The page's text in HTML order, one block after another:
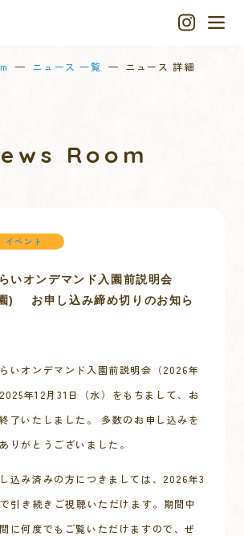
ニュース 一覧 ニュース 詳細
Room
イベント
いオンデマンド入園前説明会
) お申し込み締め切りのお知ら
いオンデマンド入園前説明会（2026年
年12月31日（水）をもちまして、お
了いたしました。 多数のお申し込みを
りがとうございました。
込み済みの方につきましては、2026年3
引き続きご視聴いただけます。期間中
に何度でもご覧いただけますので、ぜ